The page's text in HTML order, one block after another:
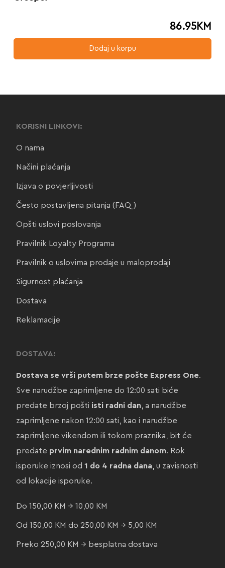
86.95KM
Dodaj u korpu
KORISNI LINKOVI:
O nama
Načini plaćanja
Izjava o povjerljivosti
Često postavljena pitanja (FAQ)
Opšti uslovi poslovanja
Pravilnik Loyalty Programa
Pravilnik o uslovima prodaje u maloprodaji
Sigurnost plaćanja
Dostava
Reklamacije
DOSTAVA:
Dostava se vrši putem brze pošte Express One.
Sve narudžbe zaprimljene do 12:00 sati biće
predate brzoj pošti isti radni dan, a narudžbe
zaprimljene nakon 12:00 sati, kao i narudžbe
zaprimljene vikendom ili tokom praznika, bit će
predate prvim narednim radnim danom. Rok
isporuke iznosi od 1 do 4 radna dana, u zavisnosti
od lokacije isporuke.
Do 150,00 KM → 10,00 KM
Od 150,00 KM do 250,00 KM → 5,00 KM
Preko 250,00 KM → besplatna dostava